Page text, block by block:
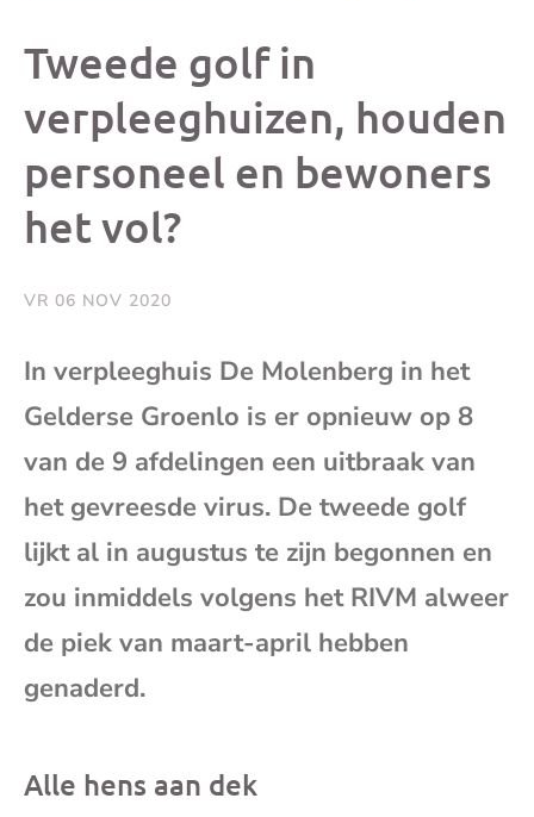
bericht
op
bericht
op
bericht
op
Tweede golf in
verpleeghuizen, houden
personeel en bewoners
het vol?
VR 06 NOV 2020
In verpleeghuis De Molenberg in het
Gelderse Groenlo is er opnieuw op 8
van de 9 afdelingen een uitbraak van
het gevreesde virus. De tweede golf
lijkt al in augustus te zijn begonnen en
zou inmiddels volgens het RIVM alweer
de piek van maart-april hebben
genaderd.
Alle hens aan dek